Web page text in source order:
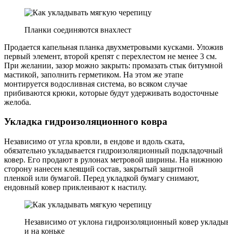
Планки соединяются внахлест
Продается капельная планка двухметровыми кусками. Уложив
первый элемент, второй крепят с перехлестом не менее 3 см.
При желании, зазор можно закрыть: промазать стык битумной
мастикой, заполнить герметиком. На этом же этапе
монтируется водосливная система, во всяком случае
прибиваются крюки, которые будут удерживать водосточные
желоба.
Укладка гидроизоляционного ковра
Независимо от угла кровли, в ендове и вдоль ската,
обязательно укладывается гидроизоляционный подкладочный
ковер. Его продают в рулонах метровой ширины. На нижнюю
сторону нанесен клеящий состав, закрытый защитной
пленкой или бумагой. Перед укладкой бумагу снимают,
ендовный ковер приклеивают к настилу.
Независимо от уклона гидроизоляционный ковер
и на коньке